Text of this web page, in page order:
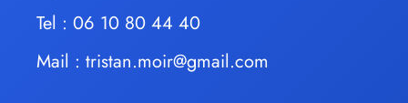
Tel : 06 10 80 44 40
Mail : tristan.moir@gmail.com